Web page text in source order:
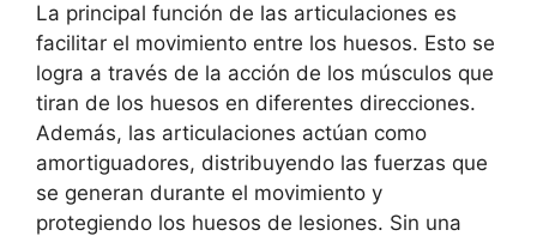
La principal función de las articulaciones es
facilitar el movimiento entre los huesos. Esto se
logra a través de la acción de los músculos que
tiran de los huesos en diferentes direcciones.
Además, las articulaciones actúan como
amortiguadores, distribuyendo las fuerzas que
se generan durante el movimiento y
protegiendo los huesos de lesiones. Sin una